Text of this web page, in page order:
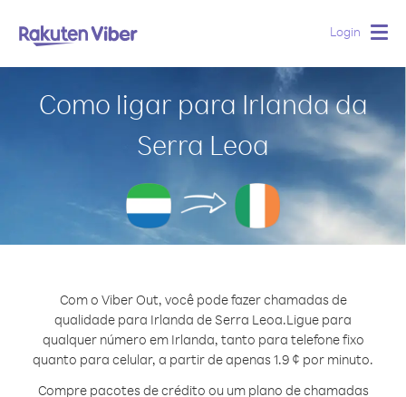
Login
Como ligar para Irlanda da
Serra Leoa
Com o Viber Out, você pode fazer chamadas de
qualidade para Irlanda de Serra Leoa.Ligue para
qualquer número em Irlanda, tanto para telefone fixo
quanto para celular, a partir de apenas 1.9 ¢ por minuto.
Compre pacotes de crédito ou um plano de chamadas